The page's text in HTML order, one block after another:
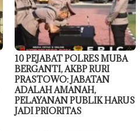
10 PEJABAT POLRES MUBA
BERGANTI, AKBP RURI
PRASTOWO: JABATAN
ADALAH AMANAH,
PELAYANAN PUBLIK HARUS
JADI PRIORITAS